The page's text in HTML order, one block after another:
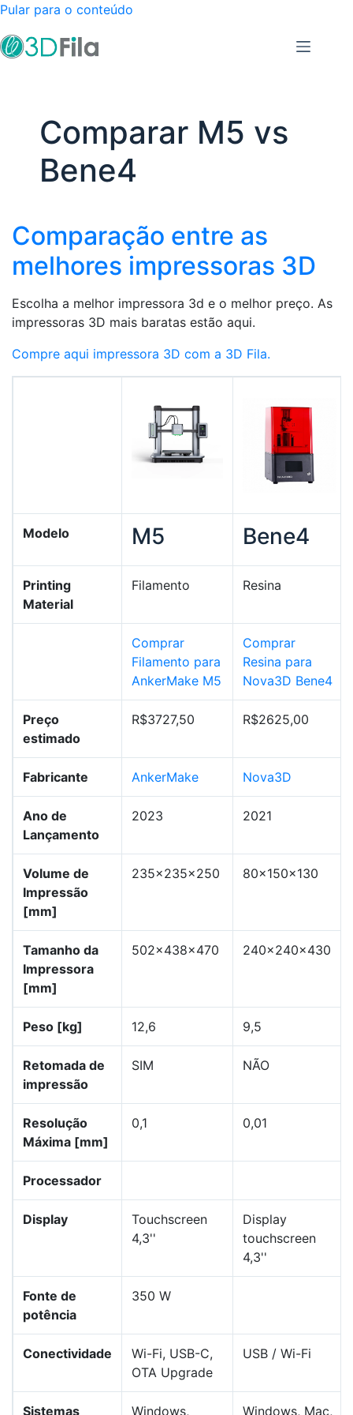
Pular para o conteúdo
Comparar M5 vs
Bene4
Comparação entre as
melhores impressoras 3D
Escolha a melhor impressora 3d e o melhor preço. As
impressoras 3D mais baratas estão aqui.
Compre aqui impressora 3D com a 3D Fila.
Modelo M5 Bene4
Printing
Material
Filamento Resina
Comprar
Filamento para
AnkerMake M5
Comprar
Resina para
Nova3D Bene4
Preço
estimado
R$3727,50 R$2625,00
Fabricante AnkerMake Nova3D
Ano de
Lançamento
2023 2021
Volume de
Impressão
[mm]
235x235x250 80x150x130
Tamanho da
Impressora
[mm]
502x438x470 240x240x430
Peso [kg] 12,6 9,5
Retomada de
impressão
SIM NÃO
Resolução
Máxima [mm]
0,1 0,01
Processador
Display
Touchscreen
4,3''
Display
touchscreen
4,3''
Fonte de
potência
350 W
Conectividade
Wi-Fi, USB-C,
OTA Upgrade
USB / Wi-Fi
Sistemas Windows, Windows, Mac,